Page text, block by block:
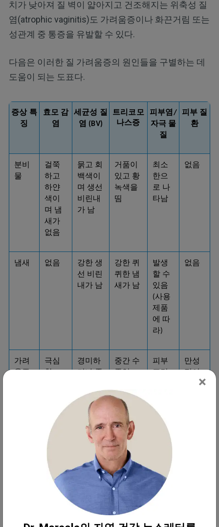
치가 낮아져 질 벽이 얇아지고 건조해지는 위축성 질
염(atrophic vaginitis)도 가려움증이나 화끈거림 또는
성관계 중 통증을 유발할 수 있다.
다음은 이러한 질 가려움증의 원인들을 구별하는 데
도움이 되는 도표다.
증상 특
징
효모 감
염
세균성 질
염 (BV)
트리코모
나스증
피부염/
자극 물
질
피부 질
환
분비
물
걸쭉
하고
하얀
색이
며 냄
새가
없음
묽고 회
백색이
며 생선
비린내
가 남
거품이
있고 황
녹색을
띰
최소
한으
로 나
타남
없음
냄새 없음
강한 생
선 비린
내가 남
강한 퀴
퀴한 냄
새가 남
발생
할 수
있음
(사용
제품
에 따
라)
없음
가려
극심
경미하
임
중간 수
피부
짐
만성
며 변
게 나
타남
간헐적
으로 나
타남
흔하게
나타남
을 동
반함
?? (? 상승된 상승된 정상 정상
×